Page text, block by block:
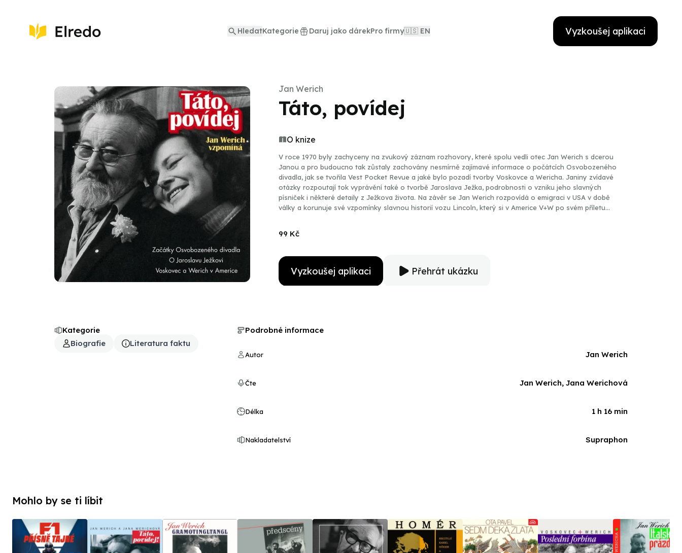
HledatKategorie Daruj jako dárekPro firmy🇺🇸 EN Vyzkoušej aplikaci
Jan Werich
Táto, povídej
O knize
V roce 1970 byly zachyceny na zvukový záznam rozhovory, které spolu vedli otec Jan Werich s dcerou
Janou a pro budoucno tak zůstaly zachovány nesmírně zajímavé informace o počátcích Osvobozeného
divadla, jak se tvořila Vest Pocket Revue a jaké bylo pozadí tvorby Voskovce a Wericha. Janiny zvídavé
otázky rozpoutají tok vyprávění také o tvorbě Jaroslava Ježka, podrobnosti o vzniku jeho slavných
písniček i některé detaily z Ježkova života. Na závěr se Jan Werich rozpovídá o emigraci v USA v době
války a korunuje své vzpomínky slavnou historií vozu Lincoln, který si v Americe V+W po svém příletu
Jana Wericha podnícené rozhovorem s dcerou Janou!
99 Kč
Vyzkoušej aplikaci Přehrát ukázku
Kategorie
Biografie
Literatura faktu
Podrobné informace
Autor Jan Werich
Čte Jan Werich, Jana Werichová
Délka 1 h 16 min
Nakladatelství Supraphon
Mohlo by se ti líbit